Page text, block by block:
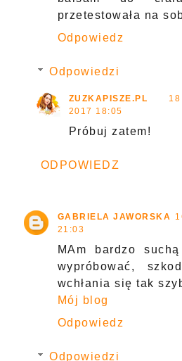
przetestowała na
Odpowiedz
Odpowiedzi
ZUZKAPISZE.PL
18
2017 18:05
Próbuj zatem!
ODPOWIEDZ
GABRIELA JAWORSKA
21:03
MAm bardzo
wypróbować,
wchłania się tak
Mój blog
Odpowiedz
Odpowiedzi